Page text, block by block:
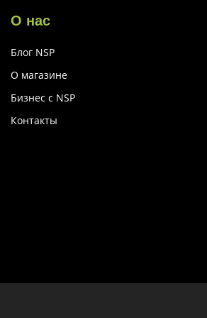
О нас
Блог NSP
О магазине
Бизнес с NSP
Контакты